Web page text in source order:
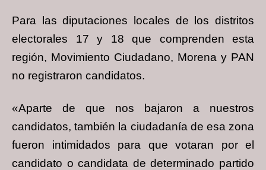
Para las diputaciones locales de los distritos
electorales 17 y 18 que comprenden esta
región, Movimiento Ciudadano, Morena y PAN
no registraron candidatos.
«Aparte de que nos bajaron a nuestros
candidatos, también la ciudadanía de esa zona
fueron intimidados para que votaran por el
candidato o candidata de determinado partido